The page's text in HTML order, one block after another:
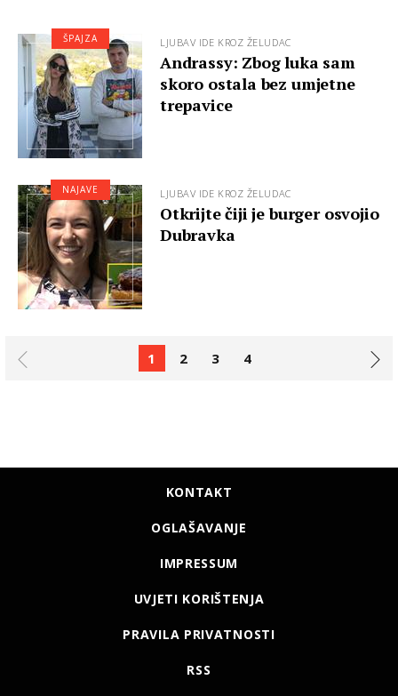
LJUBAV IDE KROZ ŽELUDAC
Andrassy: Zbog luka sam
skoro ostala bez umjetne
trepavice
ŠPAJZA
LJUBAV IDE KROZ ŽELUDAC
Otkrijte čiji je burger osvojio
Dubravka
NAJAVE
1 2 3 4
KONTAKT
OGLAŠAVANJE
IMPRESSUM
UVJETI KORIŠTENJA
PRAVILA PRIVATNOSTI
RSS